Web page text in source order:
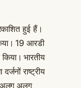
हुई हैं।
19 आरडी
भारतीय
राष्ट्रीय
अलग अलग